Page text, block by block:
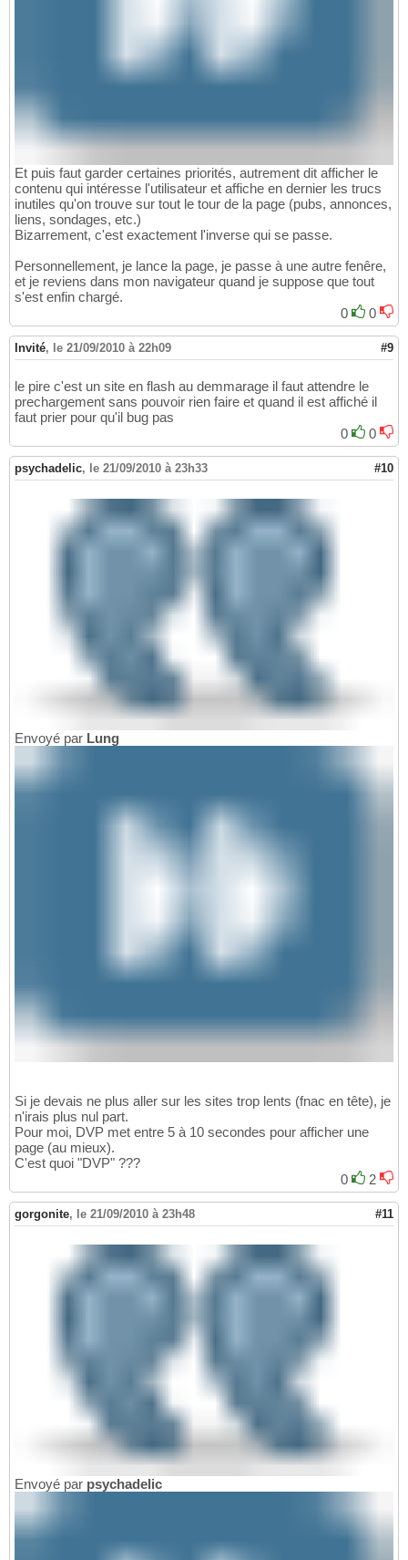
Et puis faut garder certaines priorités, autrement dit afficher le
contenu qui intéresse l'utilisateur et affiche en dernier les trucs
inutiles qu'on trouve sur tout le tour de la page (pubs, annonces,
liens, sondages, etc.)
Bizarrement, c'est exactement l'inverse qui se passe.
Personnellement, je lance la page, je passe à une autre fenêre,
et je reviens dans mon navigateur quand je suppose que tout
s'est enfin chargé.
0
0
Invité, le 21/09/2010 à 22h09 #9
le pire c'est un site en flash au demmarage il faut attendre le
prechargement sans pouvoir rien faire et quand il est affiché il
faut prier pour qu'il bug pas
0
0
psychadelic, le 21/09/2010 à 23h33 #10
Envoyé par Lung
Si je devais ne plus aller sur les sites trop lents (fnac en tête), je
n'irais plus nul part.
Pour moi, DVP met entre 5 à 10 secondes pour afficher une
page (au mieux).
C'est quoi "DVP" ???
0
2
gorgonite, le 21/09/2010 à 23h48 #11
Envoyé par psychadelic